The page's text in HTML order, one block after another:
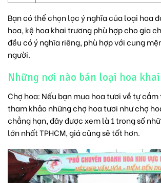
Bạn có thể chọn lọc ý nghĩa của loại hoa
hoa, kệ hoa khai trương phù hợp cho gia
đều có ý nghĩa riêng, phù hợp với cung
người.
Những nơi nào bán loại hoa
Chợ hoa: Nếu bạn mua hoa tươi về tự
tham khảo nhữngchợ hoa tươi nhưchợ
chẳng hạn, đây được xem là 1 trong số
lớn nhất TPHCM, giá cũng sẽ tốt hơn.